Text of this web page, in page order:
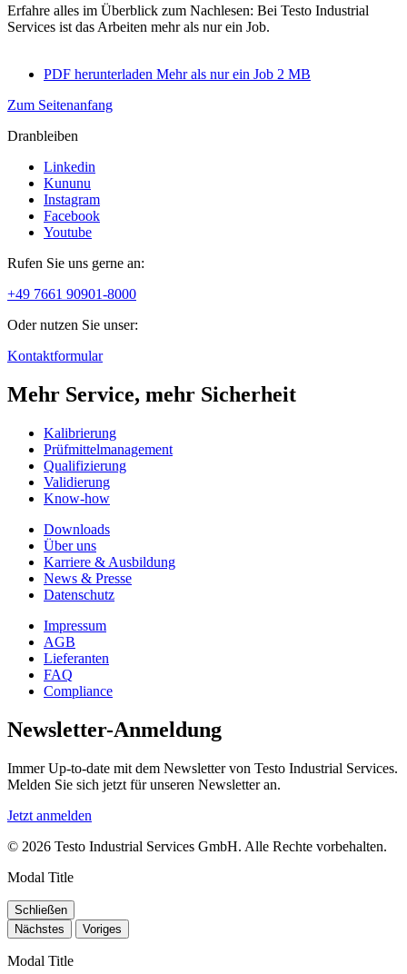
Erfahre alles im Überblick zum Nachlesen: Bei Testo Industrial
Services ist das Arbeiten mehr als nur ein Job.
PDF herunterladen Mehr als nur ein Job 2 MB
Zum Seitenanfang
Dranbleiben
Linkedin
Kununu
Instagram
Facebook
Youtube
Rufen Sie uns gerne an:
+49 7661 90901-8000
Oder nutzen Sie unser:
Kontaktformular
Mehr Service, mehr Sicherheit
Kalibrierung
Prüfmittelmanagement
Qualifizierung
Validierung
Know-how
Downloads
Über uns
Karriere & Ausbildung
News & Presse
Datenschutz
Impressum
AGB
Lieferanten
FAQ
Compliance
Newsletter-Anmeldung
Immer Up-to-date mit dem Newsletter von Testo Industrial Services.
Melden Sie sich jetzt für unseren Newsletter an.
Jetzt anmelden
© 2026 Testo Industrial Services GmbH. Alle Rechte vorbehalten.
Modal Title
Schließen
Nächstes
Voriges
Modal Title